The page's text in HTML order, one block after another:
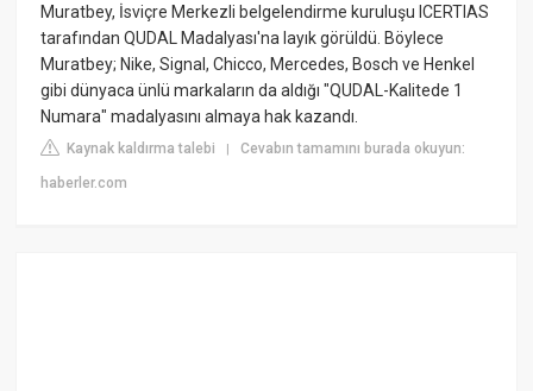
Muratbey, İsviçre Merkezli belgelendirme kuruluşu ICERTIAS
tarafından QUDAL Madalyası'na layık görüldü. Böylece
Muratbey; Nike, Signal, Chicco, Mercedes, Bosch ve Henkel
gibi dünyaca ünlü markaların da aldığı "QUDAL-Kalitede 1
Numara" madalyasını almaya hak kazandı.
Kaynak kaldırma talebi |Cevabın tamamını burada okuyun:
haberler.com